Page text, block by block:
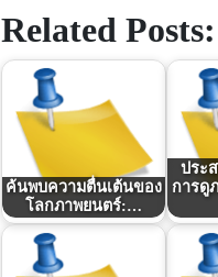
Related Posts:
ค้นพบความตื่นเต้นของ
โลกภาพยนตร์:…
ประ
การดู